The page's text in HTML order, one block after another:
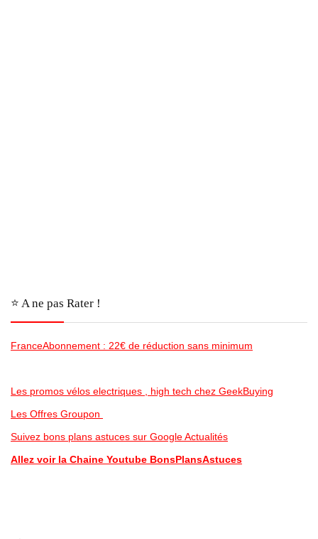
⭐️ A ne pas Rater !
FranceAbonnement : 22€ de réduction sans minimum
Les promos vélos electriques , high tech chez GeekBuying
Les Offres Groupon
Suivez bons plans astuces sur Google Actualités
Allez voir la Chaine Youtube BonsPlansAstuces